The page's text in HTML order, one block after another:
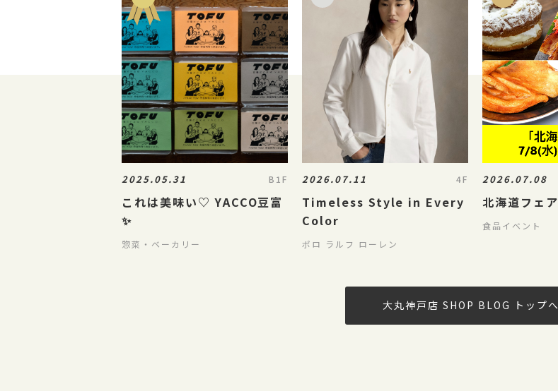
2025.05.31 B1F
これは美味い♡ YACCO豆富
✨
惣菜・ベーカリー
2026.07.11 4F
Timeless Style in Every
Color
ポロ ラルフ ローレン
2026.07.08
北海道フェア
食品イベント
大丸神戸店 SHOP BLOG トップへ